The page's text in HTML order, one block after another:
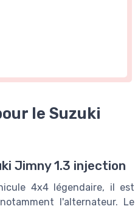
le Suzuki
Jimny 1.3 injection
4x4 légendaire, il est
l'alternateur. Le